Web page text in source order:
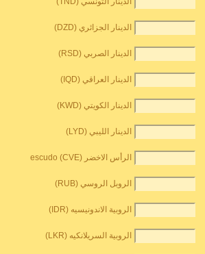
الدينار الجزائري (DZD)
الدينار الصربي (RSD)
الدينار العراقي (IQD)
الدينار الكويتي (KWD)
الدينار الليبي (LYD)
الرأس الاخضر escudo (CVE)
الروبل الروسي (RUB)
الروبية الاندونيسيه (IDR)
الروبية السريلانكيه (LKR)